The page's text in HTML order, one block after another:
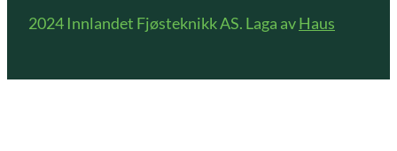
2024 Innlandet Fjøsteknikk AS. Laga avHaus